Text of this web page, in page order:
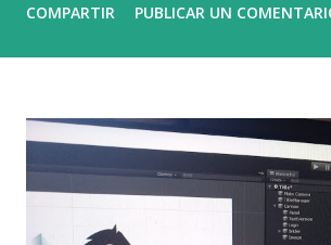
auto publicación es una opción, pero
desarrollador de juegos indie, conocer el
de los publishers es crucial para decidir
puede ayudarte a lanzar y comercializar
más efectiva. El punto clave para ello es
COMPARTIR PUBLICAR UN